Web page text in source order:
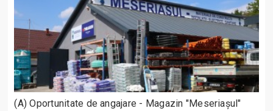
(A) Oportunitate de angajare - Magazin "Meseriașul"